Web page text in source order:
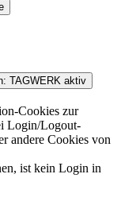
TAGWERK aktiv
Cookies zur
Login/Logout-
andere Cookies von
ist kein Login in